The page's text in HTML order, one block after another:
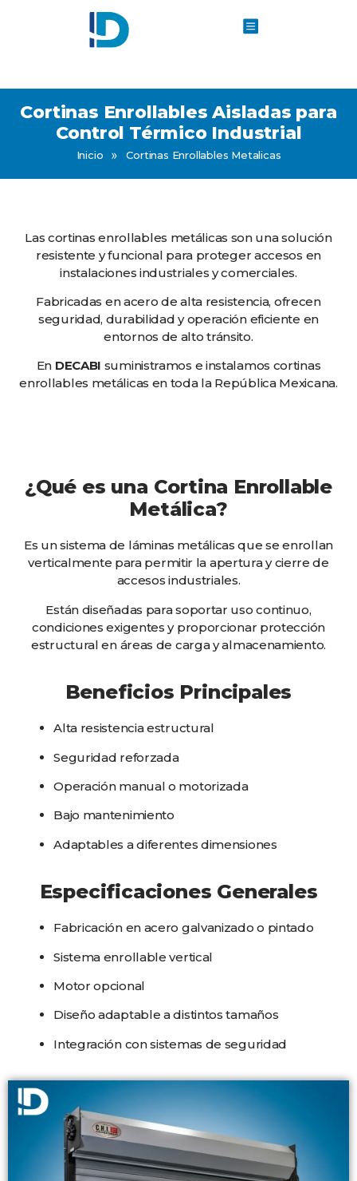
Cortinas Enrollables Aisladas para
Control Térmico Industrial
Inicio » Cortinas Enrollables Metalicas
Las cortinas enrollables metálicas son una solución
resistente y funcional para proteger accesos en
instalaciones industriales y comerciales.
Fabricadas en acero de alta resistencia, ofrecen
seguridad, durabilidad y operación eficiente en
entornos de alto tránsito.
En DECABI suministramos e instalamos cortinas
enrollables metálicas en toda la República Mexicana.
¿Qué es una Cortina Enrollable
Metálica?
Es un sistema de láminas metálicas que se enrollan
verticalmente para permitir la apertura y cierre de
accesos industriales.
Están diseñadas para soportar uso continuo,
condiciones exigentes y proporcionar protección
estructural en áreas de carga y almacenamiento.
Beneficios Principales
Alta resistencia estructural
Seguridad reforzada
Operación manual o motorizada
Bajo mantenimiento
Adaptables a diferentes dimensiones
Especificaciones Generales
Fabricación en acero galvanizado o pintado
Sistema enrollable vertical
Motor opcional
Diseño adaptable a distintos tamaños
Integración con sistemas de seguridad